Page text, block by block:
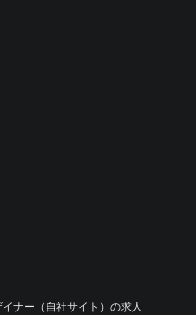
ナー（自社サイト）の求人